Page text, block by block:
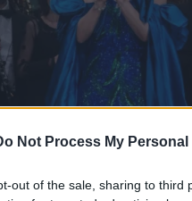
Not Process My
out of the sale, sharing to